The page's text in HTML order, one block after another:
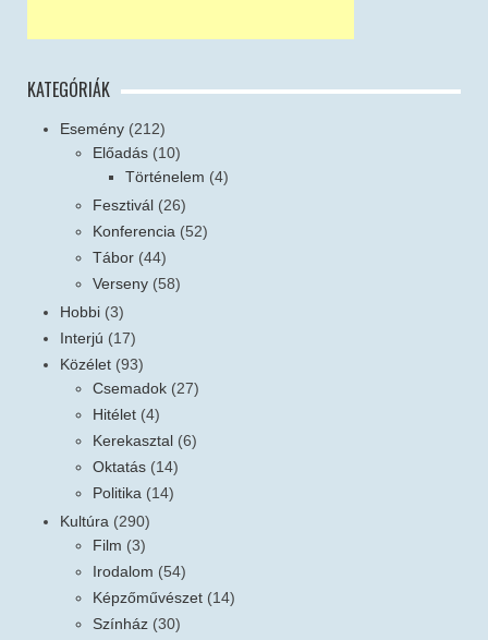
KATEGÓRIÁK
Esemény (212)
Előadás (10)
Történelem (4)
Fesztivál (26)
Konferencia (52)
Tábor (44)
Verseny (58)
Hobbi (3)
Interjú (17)
Közélet (93)
Csemadok (27)
Hitélet (4)
Kerekasztal (6)
Oktatás (14)
Politika (14)
Kultúra (290)
Film (3)
Irodalom (54)
Képzőművészet (14)
Színház (30)